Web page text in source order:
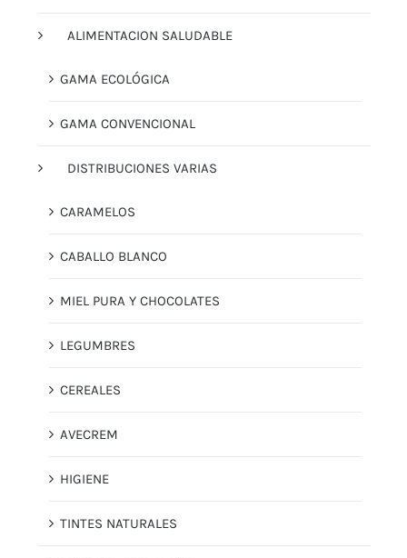
ALIMENTACION SALUDABLE
GAMA ECOLÓGICA
GAMA CONVENCIONAL
DISTRIBUCIONES VARIAS
CARAMELOS
CABALLO BLANCO
MIEL PURA Y CHOCOLATES
LEGUMBRES
CEREALES
AVECREM
HIGIENE
TINTES NATURALES